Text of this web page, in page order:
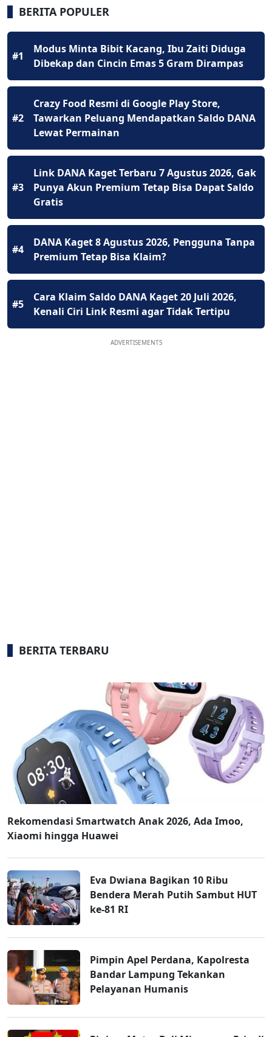
BERITA POPULER
#1
Modus Minta Bibit Kacang, Ibu Zaiti Diduga
Dibekap dan Cincin Emas 5 Gram Dirampas
#2
Crazy Food Resmi di Google Play Store,
Tawarkan Peluang Mendapatkan Saldo DANA
Lewat Permainan
#3
Link DANA Kaget Terbaru 7 Agustus 2026, Gak
Punya Akun Premium Tetap Bisa Dapat Saldo
Gratis
#4
DANA Kaget 8 Agustus 2026, Pengguna Tanpa
Premium Tetap Bisa Klaim?
#5
Cara Klaim Saldo DANA Kaget 20 Juli 2026,
Kenali Ciri Link Resmi agar Tidak Tertipu
ADVERTISEMENTS
BERITA TERBARU
Rekomendasi Smartwatch Anak 2026, Ada Imoo,
Xiaomi hingga Huawei
Eva Dwiana Bagikan 10 Ribu
Bendera Merah Putih Sambut HUT
ke-81 RI
Pimpin Apel Perdana, Kapolresta
Bandar Lampung Tekankan
Pelayanan Humanis